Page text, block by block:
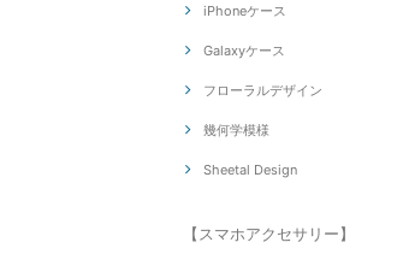
iPhoneケース
Galaxyケース
フローラルデザイン
幾何学模様
Sheetal Design
【スマホアクセサリー】